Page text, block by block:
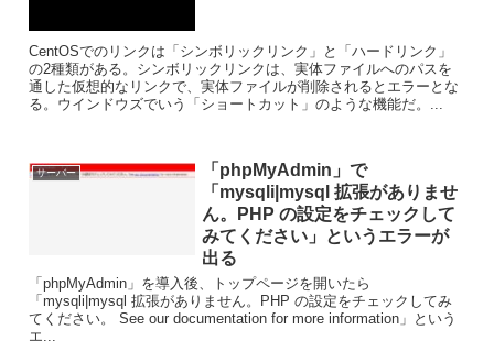
CentOSでのリンクは「シンボリックリンク」と「ハードリンク」
の2種類がある。シンボリックリンクは、実体ファイルへのパスを
通した仮想的なリンクで、実体ファイルが削除されるとエラーとな
る。ウインドウズでいう「ショートカット」のような機能だ。...
サーバー
「phpMyAdmin」で
「mysqli|mysql 拡張がありませ
ん。PHP の設定をチェックして
みてください」というエラーが
出る
「phpMyAdmin」を導入後、トップページを開いたら
「mysqli|mysql 拡張がありません。PHP の設定をチェックしてみ
てください。 See our documentation for more information」という
エ...